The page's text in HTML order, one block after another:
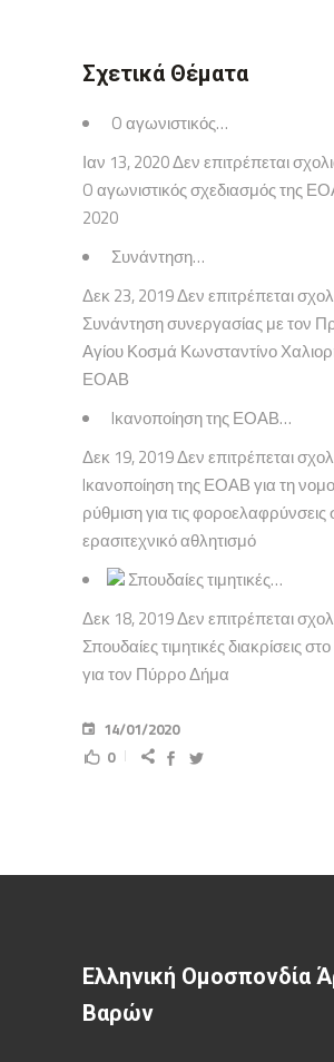
Σχετικά Θέματα
O αγωνιστικός…
Ιαν 13, 2020 Δεν επιτρέπεται
O αγωνιστικός σχεδιασμός της
2020
Συνάντηση…
Δεκ 23, 2019 Δεν επιτρέπεται
Συνάντηση συνεργασίας με τον
Αγίου Κοσμά Κωνσταντίνο
ΕΟΑΒ
Iκανοποίηση της ΕΟΑΒ…
Δεκ 19, 2019 Δεν επιτρέπεται
Iκανοποίηση της ΕΟΑΒ για τη
ρύθμιση για τις φοροελαφρύνσεις
ερασιτεχνικό αθλητισμό
Σπουδαίες τιμητικές…
Δεκ 18, 2019 Δεν επιτρέπεται
Σπουδαίες τιμητικές διακρίσεις
για τον Πύρρο Δήμα
14/01/2020
0
Ελληνική Ομοσπονδία
Βαρών